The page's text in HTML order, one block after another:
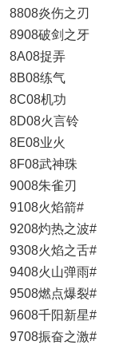
8808炎伤之刃
8908破剑之牙
8A08捉弄
8B08练气
8C08机功
8D08火言铃
8E08业火
8F08武神珠
9008朱雀刃
9108火焰箭#
9208灼热之波#
9308火焰之舌#
9408火山弹雨#
9508燃点爆裂#
9608千阳新星#
9708振奋之激#